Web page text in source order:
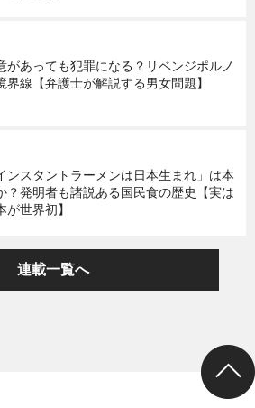
があっても犯罪になる？リベンジポルノ
界線【弁護士が解説する男女問題】
ンスタントラーメンは日本生まれ」は本
？発明者も諸説ある国民食の歴史【実は
が世界初】
連載一覧へ